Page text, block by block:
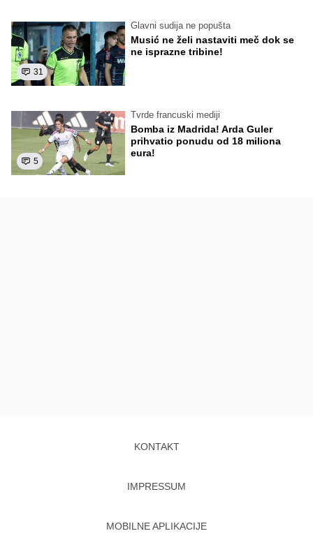
31
Glavni sudija ne popušta
Musić ne želi nastaviti meč dok se
ne isprazne tribine!
5
Tvrde francuski mediji
Bomba iz Madrida! Arda Guler
prihvatio ponudu od 18 miliona
eura!
KONTAKT
IMPRESSUM
MOBILNE APLIKACIJE